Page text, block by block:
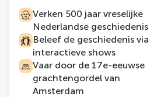
Verken 500 jaar vreselijke
Nederlandse geschiedenis
Beleef de geschiedenis via
interactieve shows
Vaar door de 17e-eeuwse
grachtengordel van
Amsterdam